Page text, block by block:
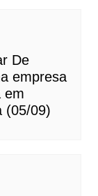
De
empresa
em
(05/09)